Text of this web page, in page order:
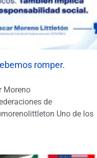
romper.
Moreno
de
Uno de los